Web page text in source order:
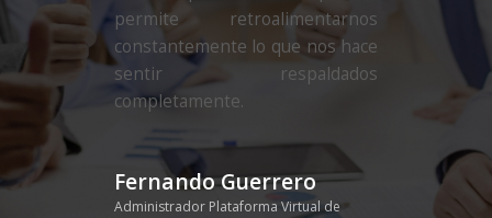
permite retroalimentarnos
constantemente lo que nos hace
sentir respaldados
completamente.
Fernando Guerrero
Administrador Plataforma Virtual de